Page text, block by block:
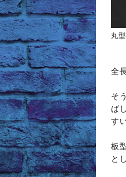
丸
全
そ
ば
す
板
と